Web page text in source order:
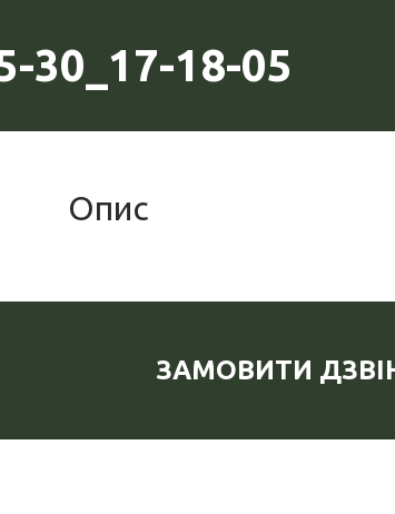
30_17-18-05
Опис
ЗАМОВИТИ